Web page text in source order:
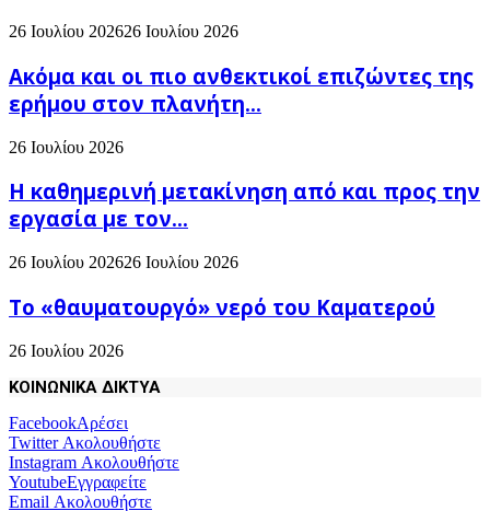
26 Ιουλίου 202626 Ιουλίου 2026
Ακόμα και οι πιο ανθεκτικοί επιζώντες της
ερήμου στον πλανήτη...
26 Ιουλίου 2026
H καθημερινή μετακίνηση από και προς την
εργασία με τον...
26 Ιουλίου 202626 Ιουλίου 2026
Το «θαυματουργό» νερό του Καματερού
26 Ιουλίου 2026
ΚΟΙΝΩΝΙΚΑ ΔΙΚΤΥΑ
FacebookΑρέσει
TwitterΑκολουθήστε
Instagram Ακολουθήστε
YoutubeΕγγραφείτε
Email Ακολουθήστε